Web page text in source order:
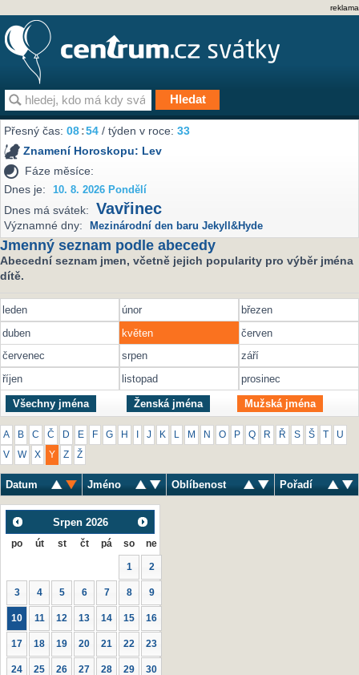
reklama
Přesný čas:08:54 / týden v roce:33
Znamení Horoskopu: Lev
Fáze měsíce:
Dnes je:
10. 8. 2026 Pondělí
Dnes má svátek: Vavřinec
Významné dny: Mezinárodní den baru Jekyll&Hyde
Jmenný seznam podle abecedy
Abecední seznam jmen, včetně jejich popularity pro výběr jména
dítě.
leden únor
březen
duben
květen
červen
červenec
srpen
září
říjen
listopad prosinec
Všechny jména Ženská jména Mužská jména
A B C Č D E F G H J K M N O P Q R Ř S Š U
V W X Y Z Ž
Datum Jméno Oblíbenost Pořadí
Srpen 2026
po út st čt pá so ne
1 2
3 4 5 6 7 8 9
10 11 12 13 14 15 16
17 18 19 20 21 22 23
24 25 26 27 28 29 30